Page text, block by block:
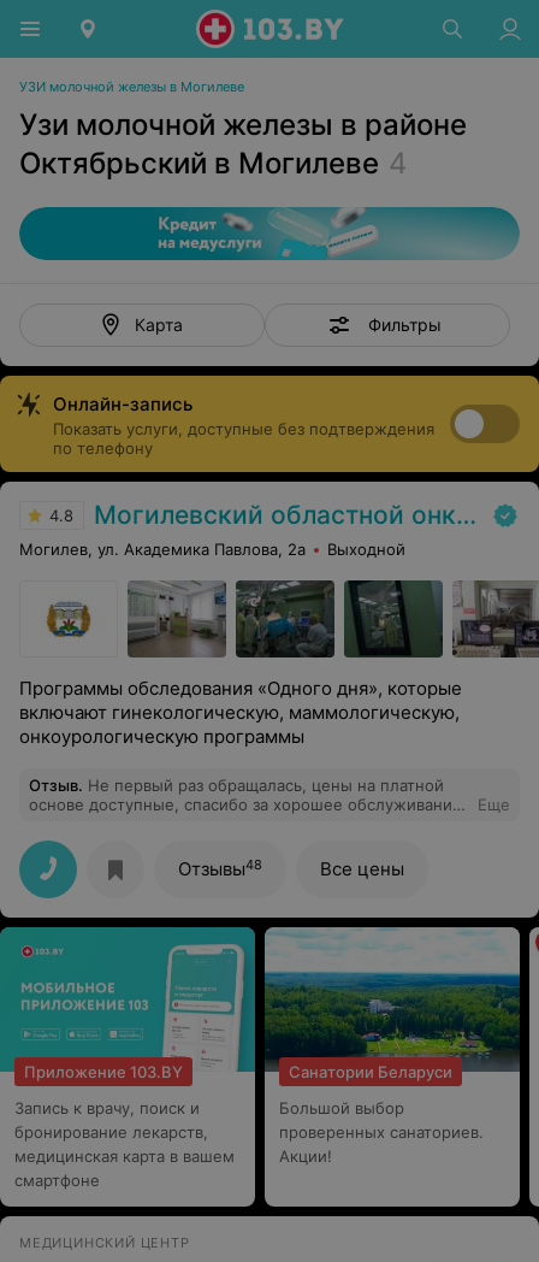
УЗИ молочной железы в Могилеве
Узи молочной железы в районе
Октябрьский в Могилеве 4
Карта Фильтры
Онлайн-запись
Показать услуги, доступные без подтверждения
по телефону
4.8 Могилевский областной онкологический диспансер
Могилев, ул. Академика Павлова, 2а Выходной
Программы обследования «Одного дня», которые
включают гинекологическую, маммологическую,
онкоурологическую программы
Отзыв. Не первый раз обращалась, цены на платной
основе доступные, спасибо за хорошее обслуживание!
Еще
Отзывы48 Все цены
Приложение 103.BY
Запись к врачу, поиск и
бронирование лекарств,
медицинская карта в вашем
смартфоне
Санатории Беларуси
Большой выбор
проверенных санаториев.
Акции!
МЕДИЦИНСКИЙ ЦЕНТР